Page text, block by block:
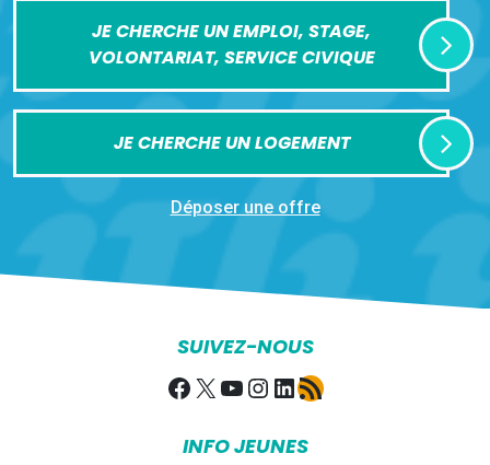
JE CHERCHE UN EMPLOI, STAGE,
VOLONTARIAT, SERVICE CIVIQUE
JE CHERCHE UN LOGEMENT
Déposer une offre
SUIVEZ-NOUS
Facebook
X YouTube
Instagram
LinkedIn
Flux RSS
INFO JEUNES